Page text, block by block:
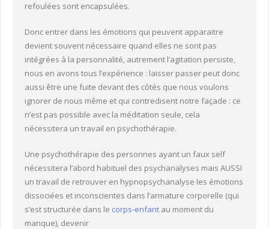
refoulées sont encapsulées.
Donc entrer dans les émotions qui peuvent apparaitre
devient souvent nécessaire quand elles ne sont pas
intégrées à la personnalité, autrement l’agitation persiste,
nous en avons tous l’expérience : laisser passer peut donc
aussi être une fuite devant des côtés que nous voulons
ignorer de nous même et qui contredisent notre façade : ce
n’est pas possible avec la méditation seule, cela
nécessitera un travail en psychothérapie.
Une psychothérapie des personnes ayant un faux self
nécessitera l’abord habituel des psychanalyses mais AUSSI
un travail de retrouver en hypnopsychanalyse les émotions
dissociées et inconscientes dans l’armature corporelle (qui
s’est structurée dans le corps-enfant au moment du
manque), devenir